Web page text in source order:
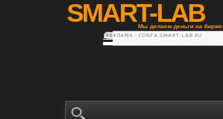
SMART-LAB
Мы делаем деньги на бирже
РЕКЛАМА • CONFA.SMART-LAB.RU